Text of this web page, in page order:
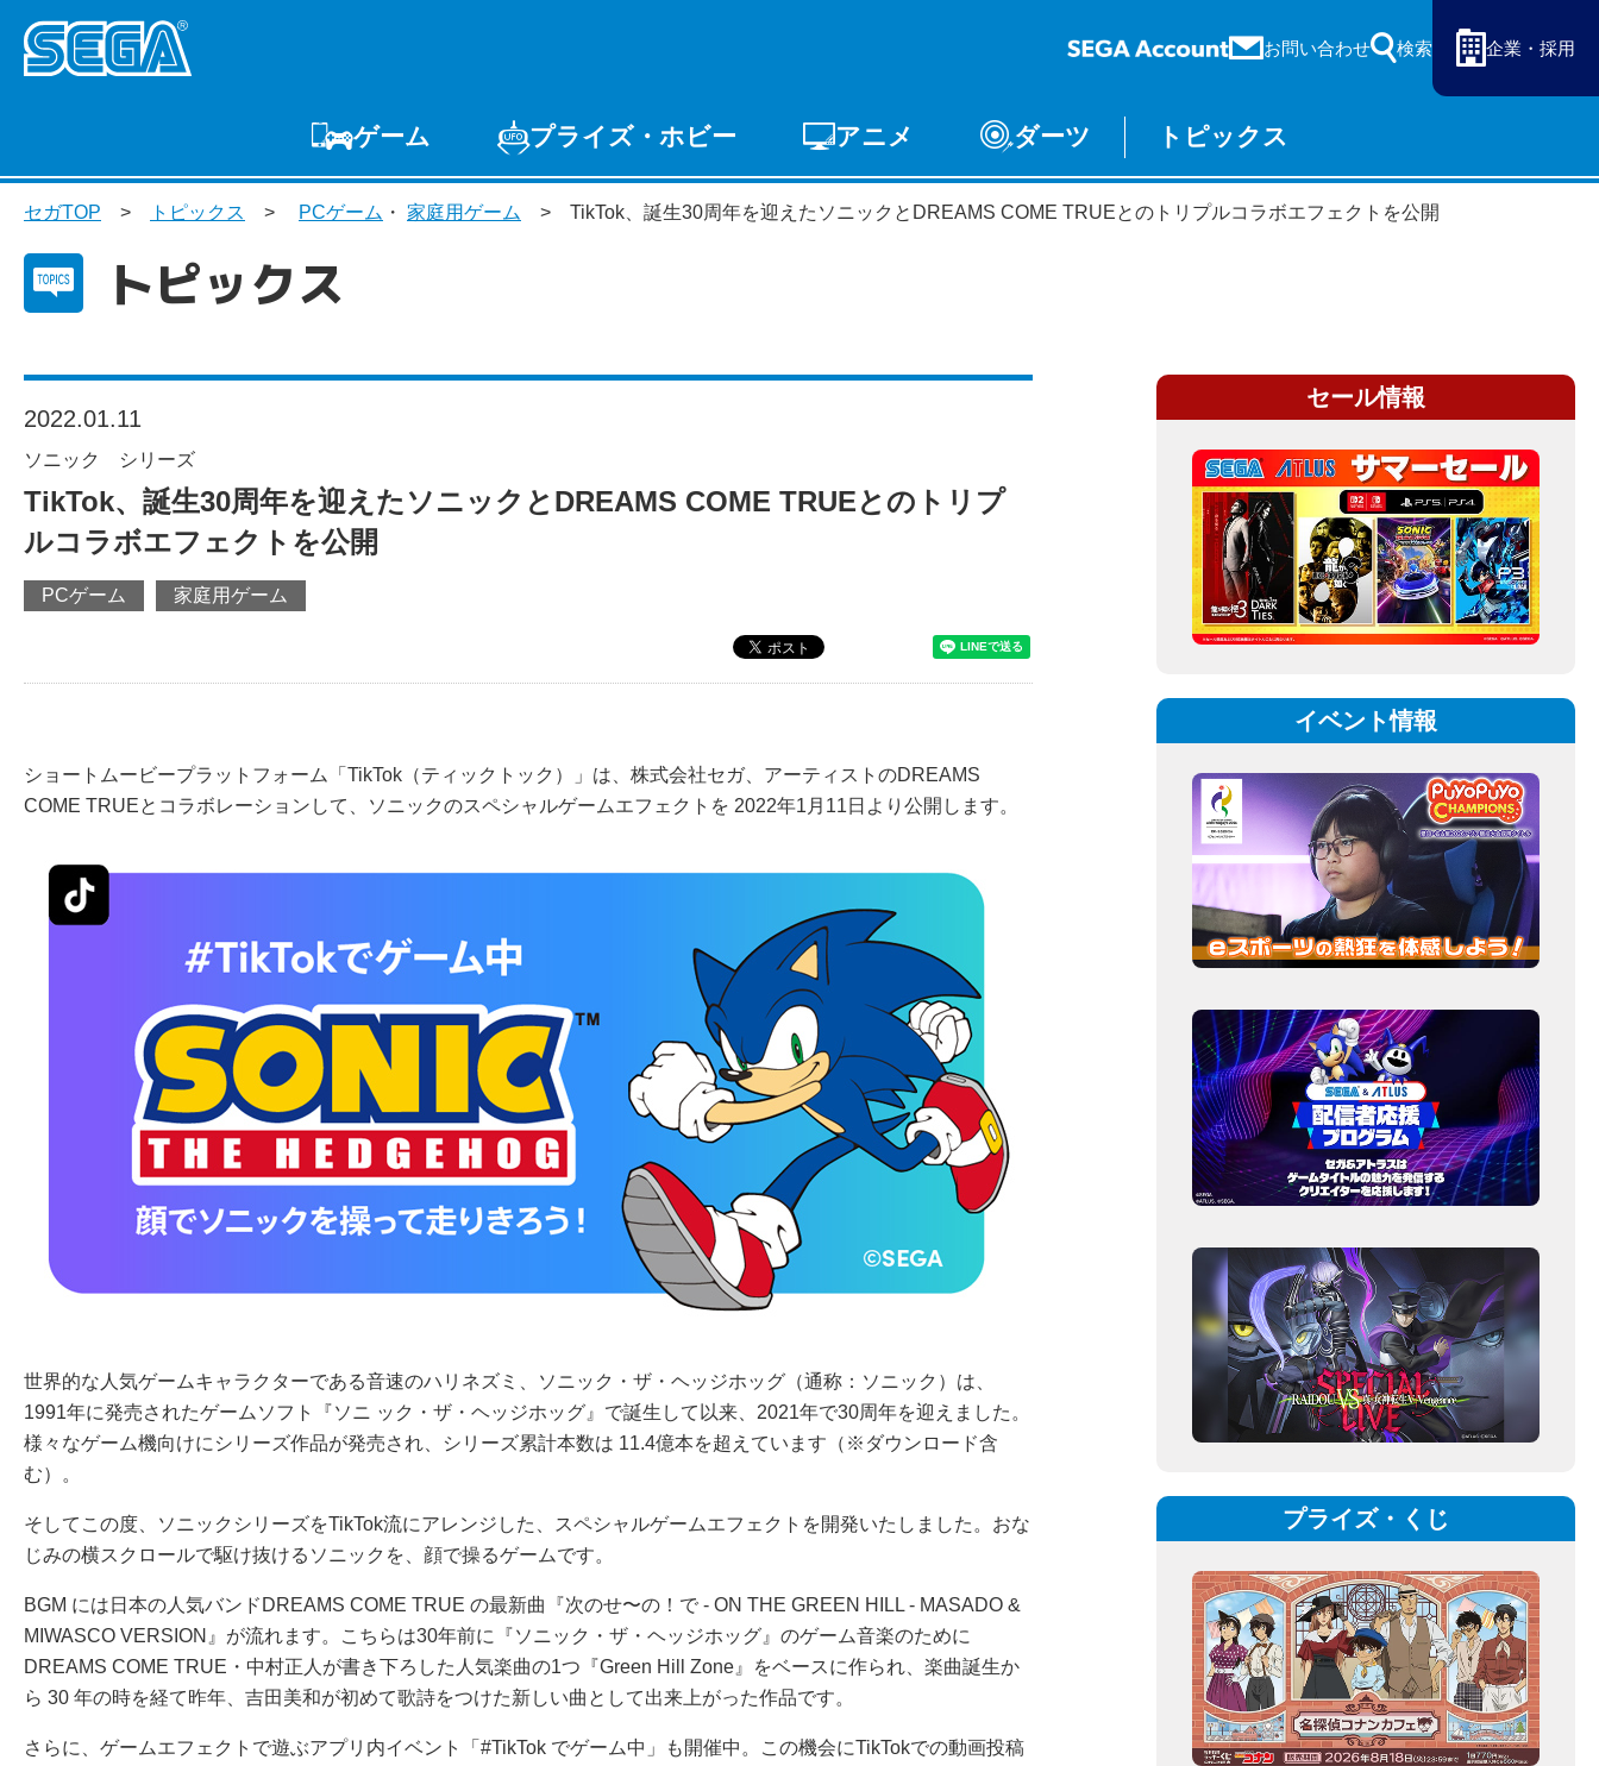
お問い合わせ 検索 企業・採用
ゲーム
ゲームTOP 家庭用ゲーム PCゲーム スマホゲーム アーケードゲーム
プライズ・ホビー
プライズ トイ S-FIRE セガ ラッキーくじ
セガ ラッキーくじ
オンライン
物販
アニメ ダーツ トピックス
セガTOP トピックス PCゲーム ・ 家庭用ゲーム TikTok、誕生30周年を迎えたソニックとDREAMS COME TRUEとのトリプルコラボエフェクトを公開
トピックス
2022.01.11
ソニック シリーズ
TikTok、誕生30周年を迎えたソニックとDREAMS COME TRUEとのトリプ
ルコラボエフェクトを公開
PCゲーム 家庭用ゲーム
ショートムービープラットフォーム「TikTok（ティックトック）」は、株式会社セガ、アーティストのDREAMS
COME TRUEとコラボレーションして、ソニックのスペシャルゲームエフェクトを 2022年1月11日より公開します。
世界的な人気ゲームキャラクターである音速のハリネズミ、ソニック・ザ・ヘッジホッグ（通称：ソニック）は、
1991年に発売されたゲームソフト『ソニ ック・ザ・ヘッジホッグ』で誕生して以来、2021年で30周年を迎えました。
様々なゲーム機向けにシリーズ作品が発売され、シリーズ累計本数は 11.4億本を超えています（※ダウンロード含
む）。
そしてこの度、ソニックシリーズをTikTok流にアレンジした、スペシャルゲームエフェクトを開発いたしました。おな
じみの横スクロールで駆け抜けるソニックを、顔で操るゲームです。
BGM には日本の人気バンドDREAMS COME TRUE の最新曲『次のせ〜の！で - ON THE GREEN HILL - MASADO &
MIWASCO VERSION』が流れます。こちらは30年前に『ソニック・ザ・ヘッジホッグ』のゲーム音楽のために
DREAMS COME TRUE・中村正人が書き下ろした人気楽曲の1つ『Green Hill Zone』をベースに作られ、楽曲誕生か
ら 30 年の時を経て昨年、吉田美和が初めて歌詩をつけた新しい曲として出来上がった作品です。
さらに、ゲームエフェクトで遊ぶアプリ内イベント「#TikTok でゲーム中」も開催中。この機会にTikTokでの動画投稿
セール情報
イベント情報
プライズ・くじ